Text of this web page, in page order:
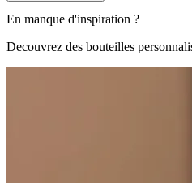
En manque d'inspiration ?
Decouvrez des bouteilles